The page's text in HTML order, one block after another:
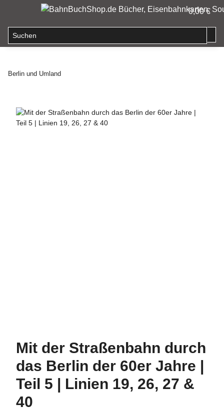
0,00 €
Berlin und Umland
Mit der Straßenbahn durch
das Berlin der 60er Jahre |
Teil 5 | Linien 19, 26, 27 &
40